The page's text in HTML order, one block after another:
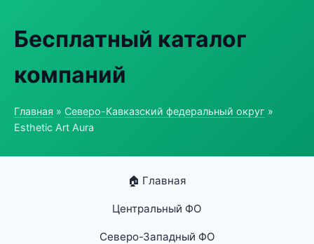
Бесплатный каталог
компаний
Главная » Северо-Кавказский федеральный округ »
Esthetic Art Aura
🏠 Главная
Центральный ФО
Северо-Западный ФО